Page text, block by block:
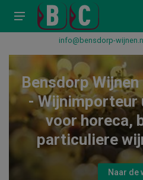
info@bensdorp-wijnen.nl
Bensdorp
- Wijnimporteur
voor horeca,
particuliere
Naar de